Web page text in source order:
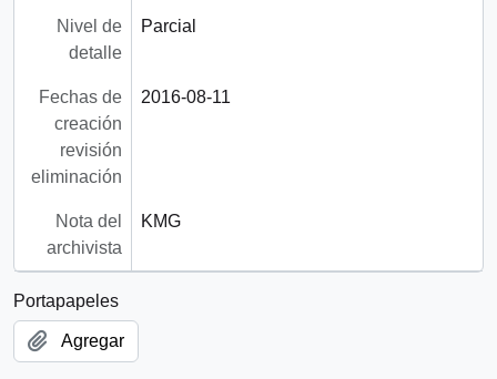
Nivel de
detalle
Parcial
Fechas de
creación
revisión
eliminación
2016-08-11
Nota del
archivista
KMG
Portapapeles
Agregar